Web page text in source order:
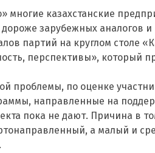
многие казахстанские
зарубежных аналогов и
партий на круглом столе
перспективы», который
проблемы, по оценке
направленные на
пока не дают. Причина в
а малый и